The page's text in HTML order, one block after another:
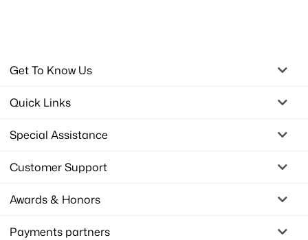
Get To Know Us
Quick Links
Special Assistance
Customer Support
Awards & Honors
Payments partners